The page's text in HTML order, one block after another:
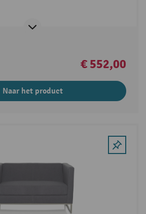
€ 552,00
Naar het product